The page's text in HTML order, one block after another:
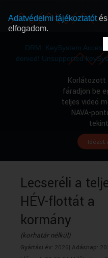
DRM: KeySystem
denied! Unsupported
Korlátozott
fáradjon be
teljes videó
NAVA-
Idézet
Lecseréli a
HÉV-flottát a
kormány
(korhatár nélkül)
Gyártási év: 2026| Adásnap:
Adatvédelmi tájékoztatót
elfogadom.